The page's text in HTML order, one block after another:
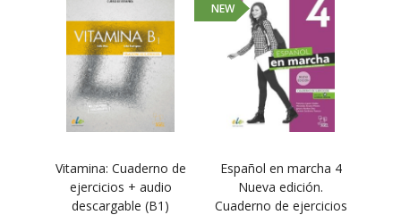
Vitamina: Cuaderno de
ejercicios + audio
descargable (B1)
NEW
Español en marcha 4
Nueva edición.
Cuaderno de ejercicios